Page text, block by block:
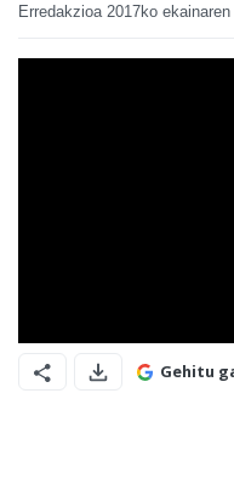
Erredakzioa 2017ko ekainaren
Gehitu